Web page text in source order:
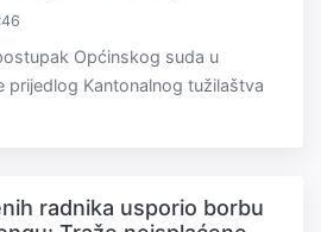
Općinskog suda u
prijedlog Kantonalnog tužilaštva
radnika usporio borbu